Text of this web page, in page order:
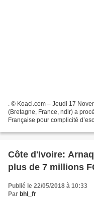
. © Koaci.com – Jeudi 17
(Bretagne, France, ndlr) a
Française pour complicité
Côte d'Ivoire:
plus de 7 millions
Publié le 22/05/2018 à 10:33
Par bhl_fr